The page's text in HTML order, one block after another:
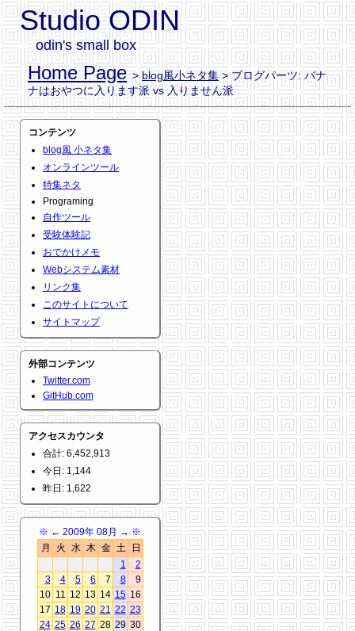
Studio ODIN
odin's small box
Home Page >blog風小ネタ集> ブログパーツ: バナ
ナはおやつに入ります派 vs 入りません派
コンテンツ
blog風 小ネタ集
オンラインツール
特集ネタ
Programing
自作ツール
受験体験記
おでかけメモ
Webシステム素材
リンク集
このサイトについて
サイトマップ
外部コンテンツ
Twitter.com
GitHub.com
アクセスカウンタ
合計: 6,452,913
今日: 1,144
昨日: 1,622
※ ← 2009年 08月 → ※
月
火 水 木 金 土
日
1
2
3
4 5 6 7 8
9
10 11 12 13 14 15 16
17 18 19 20 21 22 23
24 25 26 27 28 29 30